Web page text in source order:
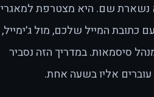
נשארת שם. היא מצטרפת למאגרי
כתובת המייל שלכם, מול ג׳ימייל,
סיסמאות. במדריך הזה נסביר
אליו בשעה אחת.